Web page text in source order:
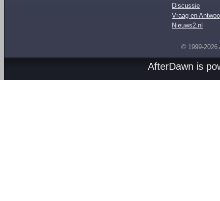
Discussie
Vraag en
Nieuws2.nl
© 1999-2026
AfterDawn is